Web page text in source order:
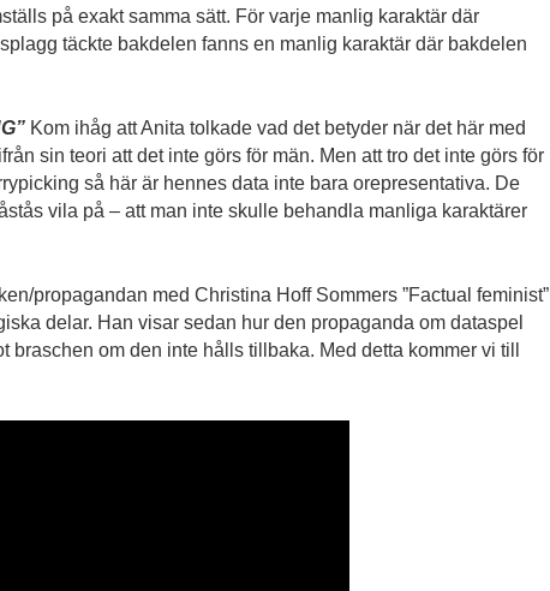
på exakt samma sätt. För varje manlig karaktär där
täckte bakdelen fanns en manlig karaktär där bakdelen
Kom ihåg att Anita tolkade vad det betyder när det här med
sin teori att det inte görs för män. Men att tro det inte görs för
så här är hennes data inte bara orepresentativa. De
vila på – att man inte skulle behandla manliga karaktärer
propagandan med Christina Hoff Sommers ”Factual feminist”
delar. Han visar sedan hur den propaganda om dataspel
om den inte hålls tillbaka. Med detta kommer vi till